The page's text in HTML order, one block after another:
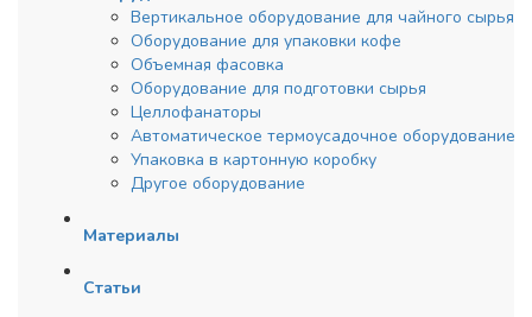
Вертикальное оборудование для чайного сырья
Оборудование для упаковки кофе
Объемная фасовка
Оборудование для подготовки сырья
Целлофанаторы
Автоматическое термоусадочное оборудование
Упаковка в картонную коробку
Другое оборудование
Материалы
Статьи